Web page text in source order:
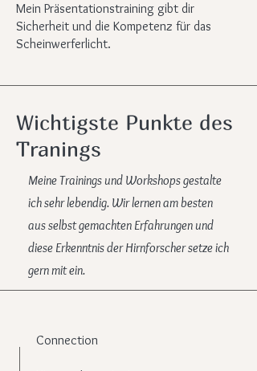
Mein Präsentationstraining gibt dir
Sicherheit und die Kompetenz für das
Scheinwerferlicht.
Wichtigste Punkte des
Tranings
Meine Trainings und Workshops gestalte
ich sehr lebendig. Wir lernen am besten
aus selbst gemachten Erfahrungen und
diese Erkenntnis der Hirnforscher setze ich
gern mit ein.
Connection